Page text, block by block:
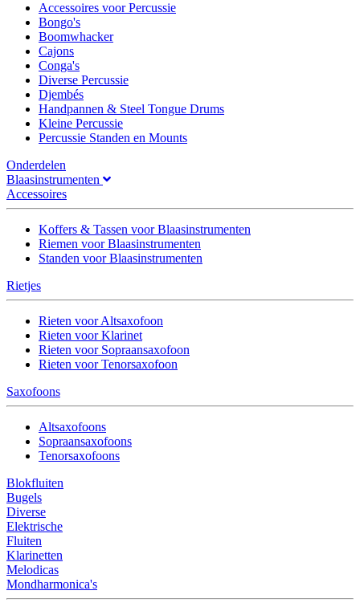
Accessoires voor Percussie
Bongo's
Boomwhacker
Cajons
Conga's
Diverse Percussie
Djembés
Handpannen & Steel Tongue Drums
Kleine Percussie
Percussie Standen en Mounts
Onderdelen
Blaasinstrumenten
Accessoires
Koffers & Tassen voor Blaasinstrumenten
Riemen voor Blaasinstrumenten
Standen voor Blaasinstrumenten
Rietjes
Rieten voor Altsaxofoon
Rieten voor Klarinet
Rieten voor Sopraansaxofoon
Rieten voor Tenorsaxofoon
Saxofoons
Altsaxofoons
Sopraansaxofoons
Tenorsaxofoons
Blokfluiten
Bugels
Diverse
Elektrische
Fluiten
Klarinetten
Melodicas
Mondharmonica's